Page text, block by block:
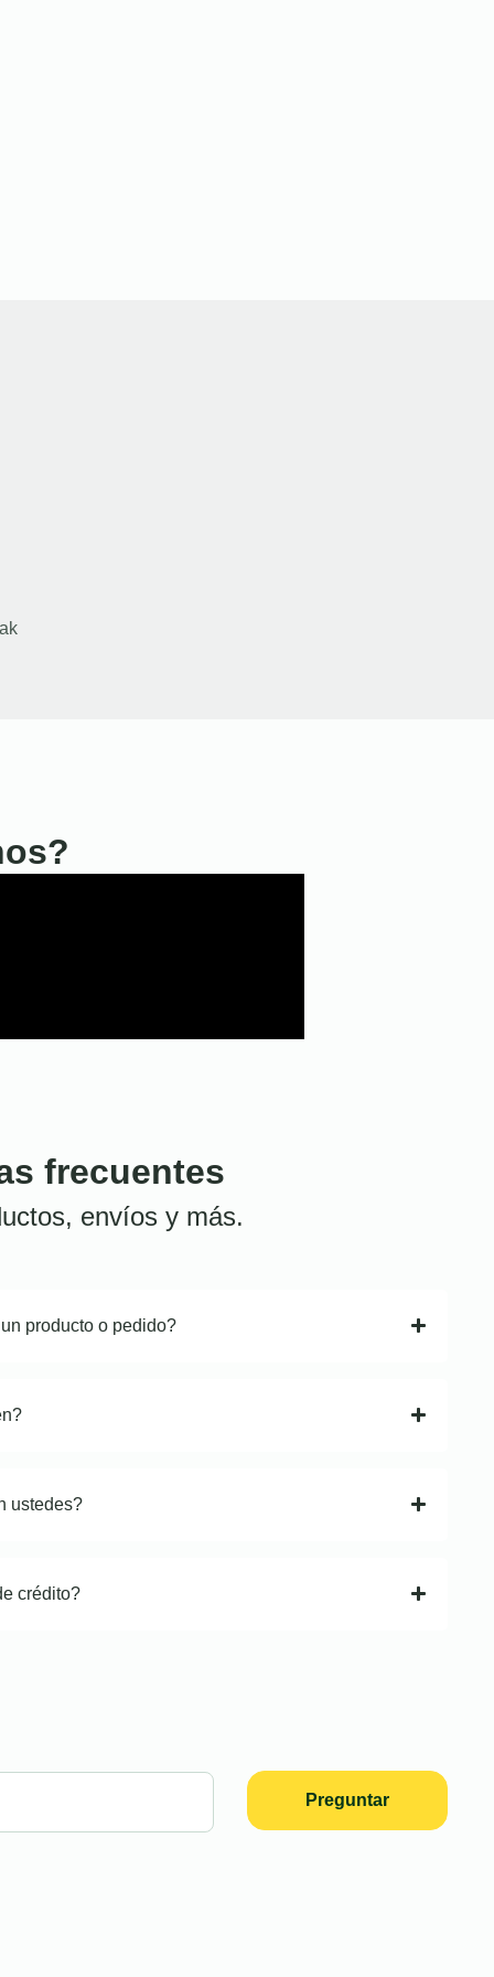
frecuentes
envíos y más.
producto o pedido?
ustedes?
crédito?
Preguntar